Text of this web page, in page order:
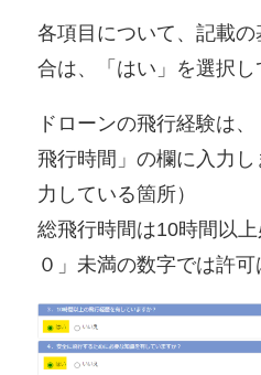
各項目について、記載
合は、「はい」を選択し
ドローンの飛行経験は
飛行時間」の欄に入力
力している箇所）
総飛行時間は10時間以
０」未満の数字では許可